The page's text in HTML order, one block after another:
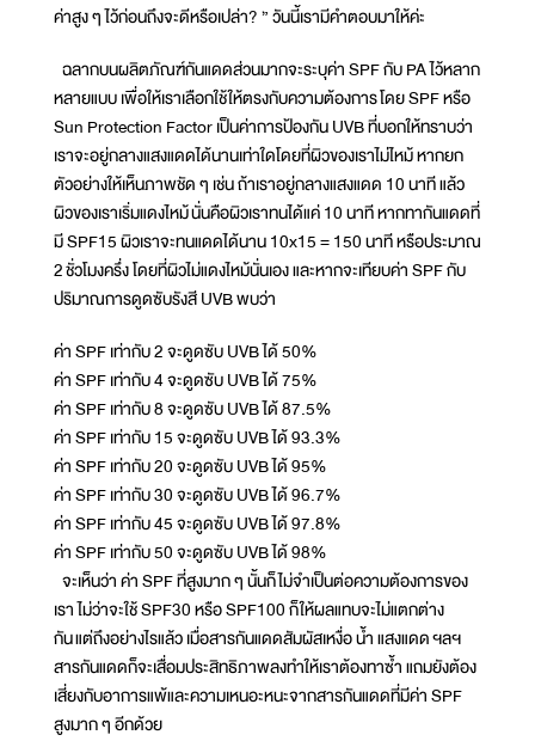
ค่าสูง ๆ ไว้ก่อนถึงจะดีหรือเปล่า? ” วันนี้เรามีคำตอบมาให้ค่ะ
ฉลากบนผลิตภัณฑ์กันแดดส่วนมากจะระบุค่า SPF กับ PA ไว้หลาก
หลายแบบ เพื่อให้เราเลือกใช้ให้ตรงกับความต้องการ โดย SPF หรือ
Sun Protection Factor เป็นค่าการป้องกัน UVB ที่บอกให้ทราบว่า
เราจะอยู่กลางแสงแดดได้นานเท่าใดโดยที่ผิวของเราไม่ไหม้ หากยก
ตัวอย่างให้เห็นภาพชัด ๆ เช่น ถ้าเราอยู่กลางแสงแดด 10 นาที แล้ว
ผิวของเราเริ่มแดงไหม้ นั่นคือผิวเราทนได้แค่ 10 นาที หากทากันแดดที่
มี SPF15 ผิวเราจะทนแดดได้นาน 10x15 = 150 นาที หรือประมาณ
2 ชั่วโมงครึ่ง โดยที่ผิวไม่แดงไหม้นั่นเอง และหากจะเทียบค่า SPF กับ
ปริมาณการดูดซับรังสี UVB พบว่า
ค่า SPF เท่ากับ 2 จะดูดซับ UVB ได้ 50%
ค่า SPF เท่ากับ 4 จะดูดซับ UVB ได้ 75%
ค่า SPF เท่ากับ 8 จะดูดซับ UVB ได้ 87.5%
ค่า SPF เท่ากับ 15 จะดูดซับ UVB ได้ 93.3%
ค่า SPF เท่ากับ 20 จะดูดซับ UVB ได้ 95%
ค่า SPF เท่ากับ 30 จะดูดซับ UVB ได้ 96.7%
ค่า SPF เท่ากับ 45 จะดูดซับ UVB ได้ 97.8%
ค่า SPF เท่ากับ 50 จะดูดซับ UVB ได้ 98%
จะเห็นว่า ค่า SPF ที่สูงมาก ๆ นั้นก็ไม่จำเป็นต่อความต้องการของ
เรา ไม่ว่าจะใช้ SPF30 หรือ SPF100 ก็ให้ผลแทบจะไม่แตกต่าง
กัน แต่ถึงอย่างไรแล้ว เมื่อสารกันแดดสัมผัสเหงื่อ น้ำ แสงแดด ฯลฯ
สารกันแดดก็จะเสื่อมประสิทธิภาพลงทำให้เราต้องทาซ้ำ แถมยังต้อง
เสี่ยงกับอาการแพ้และความเหนอะหนะจากสารกันแดดที่มีค่า SPF
สูงมาก ๆ อีกด้วย